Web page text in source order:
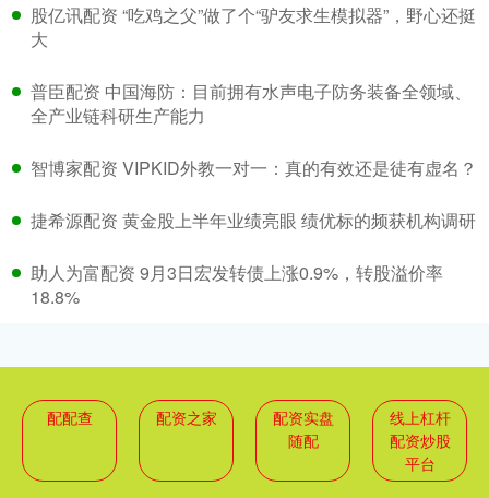
股亿讯配资 “吃鸡之父”做了个“驴友求生模拟器”，野心还挺
大
普臣配资 中国海防：目前拥有水声电子防务装备全领域、
全产业链科研生产能力
智博家配资 VIPKID外教一对一：真的有效还是徒有虚名？
捷希源配资 黄金股上半年业绩亮眼 绩优标的频获机构调研
助人为富配资 9月3日宏发转债上涨0.9%，转股溢价率
18.8%
配配查 配资之家
配资实盘
随配
线上杠杆
配资炒股
平台